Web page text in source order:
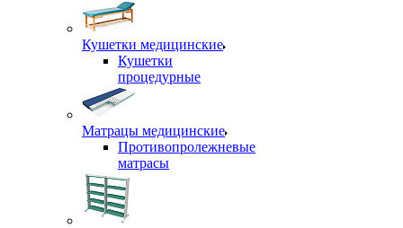
Кушетки медицинские
Кушетки
процедурные
Матрацы медицинские
Противопролежневые
матрасы